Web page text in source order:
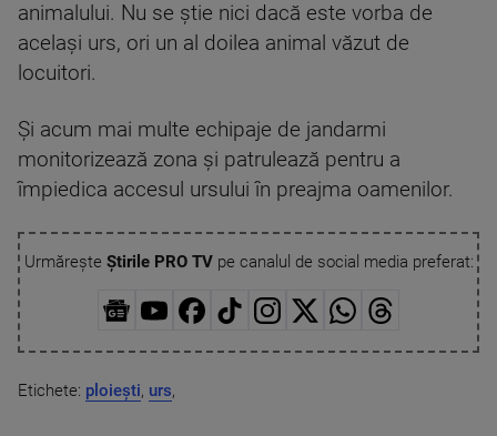
animalului. Nu se știe nici dacă este vorba de
același urs, ori un al doilea animal văzut de
locuitori.
Și acum mai multe echipaje de jandarmi
monitorizează zona și patrulează pentru a
împiedica accesul ursului în preajma oamenilor.
Urmărește Știrile PRO TVpe canalul de social media preferat:
Etichete: ploiești, urs,